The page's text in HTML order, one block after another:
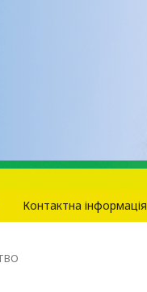
Контактна інформація